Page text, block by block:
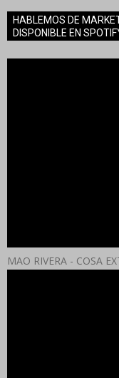
HABLEMOS DE
DISPONIBLE EN
MAO RIVERA - COSA